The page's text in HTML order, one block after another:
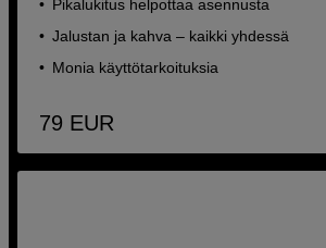
Pikalukitus helpottaa asennusta
Jalustan ja kahva – kaikki yhdessä
Monia käyttötarkoituksia
79 EUR